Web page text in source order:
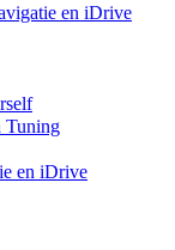
en iDrive
Tuning
en iDrive